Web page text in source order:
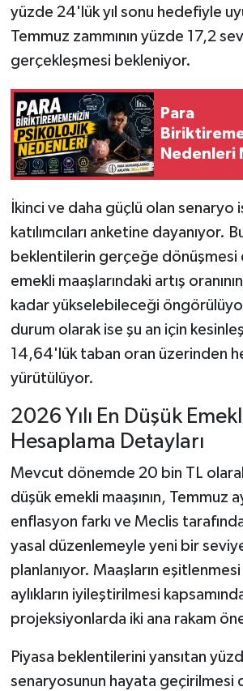
yüzde 24'lük yıl sonu hedefiyle
Temmuz zammının yüzde 17,2
gerçekleşmesi bekleniyor.
Para
Nedenleri
İkinci ve daha güçlü olan senaryo
katılımcıları anketine dayanıyor.
beklentilerin gerçeğe dönüşmesi
emekli maaşlarındaki artış
kadar yükselebileceği
durum olarak ise şu an için
14,64'lük taban oran üzerinden
yürütülüyor.
2026 Yılı En Düşük
Hesaplama Detayları
Mevcut dönemde 20 bin TL
düşük emekli maaşının, Temmuz
enflasyon farkı ve Meclis
yasal düzenlemeyle yeni bir
planlanıyor. Maaşların
aylıkların iyileştirilmesi
projeksiyonlarda iki ana rakam öne
Piyasa beklentilerini yansıtan
senaryosunun hayata geçirilmesi